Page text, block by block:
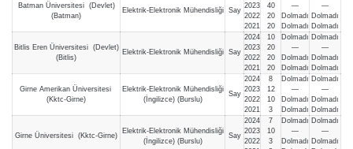
Batman Üniversitesi (Devlet)
(Batman)
Elektrik-Elektronik Mühendisliği Say
2023
2022
2021
40
20
20
—
Dolmadı
Dolmadı
—
Dolmadı
Dolmadı
Bitlis Eren Üniversitesi (Devlet)
(Bitlis)
Elektrik-Elektronik Mühendisliği Say
2024
2023
2022
2021
10
20
20
20
Dolmadı
—
Dolmadı
Dolmadı
Dolmadı
—
Dolmadı
Dolmadı
Girne Amerikan Üniversitesi
(Kktc-Girne)
Elektrik-Elektronik Mühendisliği
(İngilizce) (Burslu)
Say
2024
2023
2022
2021
8
12
10
3
Dolmadı
—
Dolmadı
Dolmadı
Dolmadı
—
Dolmadı
Dolmadı
Girne Üniversitesi (Kktc-Girne)
Elektrik-Elektronik Mühendisliği
(İngilizce) (Burslu)
Say
2024
2023
2022
7
10
3
Dolmadı
—
Dolmadı
Dolmadı
—
Dolmadı